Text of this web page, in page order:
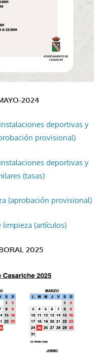
2024
deportivas y
provisional)
deportivas y
(tasas)
(aprobación provisional)
(artículos)
2025